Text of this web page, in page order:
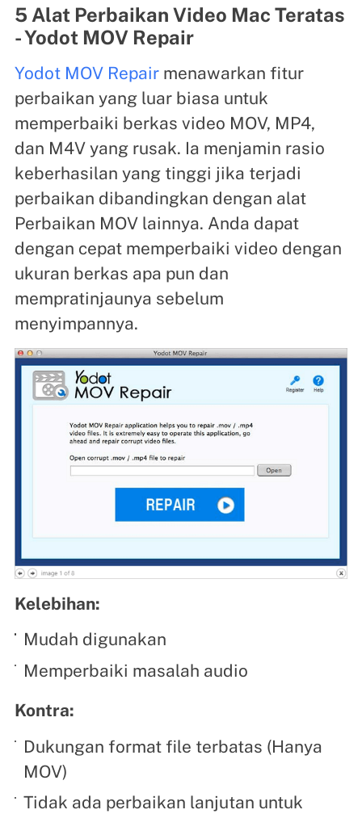
5 Alat Perbaikan Video Mac Teratas
- Yodot MOV Repair
Yodot MOV Repairmenawarkan fitur
perbaikan yang luar biasa untuk
memperbaiki berkas video MOV, MP4,
dan M4V yang rusak. Ia menjamin rasio
keberhasilan yang tinggi jika terjadi
perbaikan dibandingkan dengan alat
Perbaikan MOV lainnya. Anda dapat
dengan cepat memperbaiki video dengan
ukuran berkas apa pun dan
mempratinjaunya sebelum
menyimpannya.
Kelebihan:
Mudah digunakan
Memperbaiki masalah audio
Kontra:
Dukungan format file terbatas (Hanya
MOV)
Tidak ada perbaikan lanjutan untuk